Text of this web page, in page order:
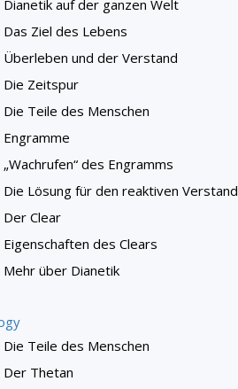
Dianetik auf der ganzen Welt
Das Ziel des Lebens
Überleben und der Verstand
Die Zeitspur
Die Teile des Menschen
Engramme
„Wachrufen“ des Engramms
Die Lösung für den reaktiven Verstand
Der Clear
Eigenschaften des Clears
Mehr über Dianetik
Die Teile des Menschen
Der Thetan